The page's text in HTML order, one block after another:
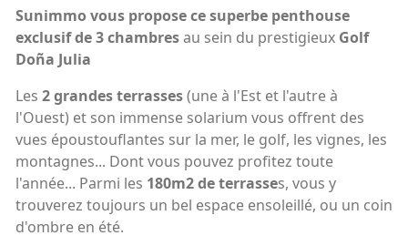
Sunimmo vous propose ce superbe penthouse
exclusif de 3 chambresau sein du prestigieux Golf
Doña Julia
Les 2 grandes terrasses(une à l'Est et l'autre à
l'Ouest) et son immense solarium vous offrent des
vues époustouflantes sur la mer, le golf, les vignes, les
montagnes... Dont vous pouvez profitez toute
l'année... Parmi les 180m2 de terrasses, vous y
trouverez toujours un bel espace ensoleillé, ou un coin
d'ombre en été.